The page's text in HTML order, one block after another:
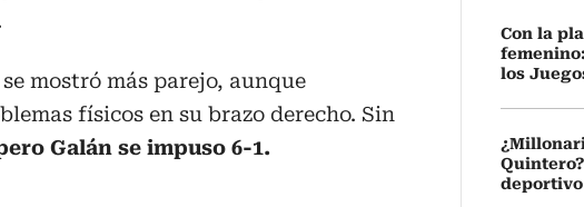
mostró más parejo, aunque
físicos en su brazo derecho. Sin
Galán se impuso 6-1.
Con la
los